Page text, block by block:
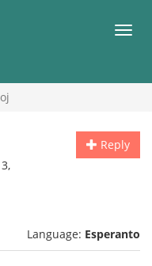
Reply
Language: Esperanto